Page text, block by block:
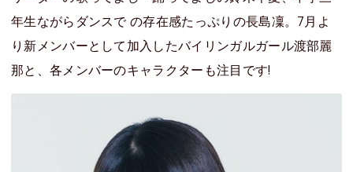
年生ながらダンスで の存在感たっぷりの長島凜。7月よ
り新メンバーとして加入したバイリンガルガール渡部麗
那と、各メンバーのキャラクターも注目です!